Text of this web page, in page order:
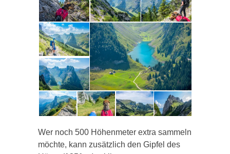
Wer noch 500 Höhenmeter extra sammeln
möchte, kann zusätzlich den Gipfel des